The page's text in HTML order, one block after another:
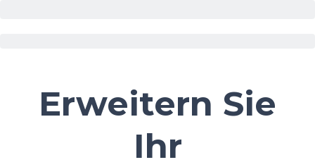
Erweitern Sie
Ihr